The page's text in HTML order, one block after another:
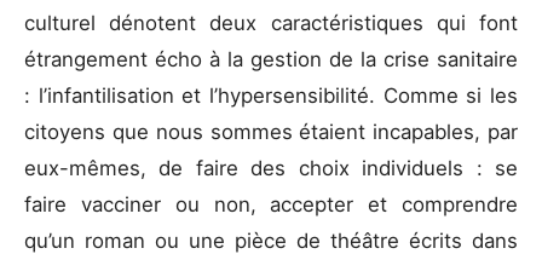
culturel dénotent deux caractéristiques qui font
étrangement écho à la gestion de la crise sanitaire
: l’infantilisation et l’hypersensibilité. Comme si les
citoyens que nous sommes étaient incapables, par
eux-mêmes, de faire des choix individuels : se
faire vacciner ou non, accepter et comprendre
qu’un roman ou une pièce de théâtre écrits dans